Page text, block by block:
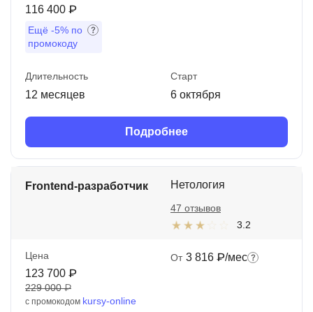
116 400 ₽
Ещё -5% по
промокоду
Длительность
12 месяцев
Старт
6 октября
Подробнее
Frontend-разработчик Нетология
3.2
47 отзывов
Цена
123 700 ₽
229 000 ₽
с промокодом kursy-online
От 3 816 ₽/мес